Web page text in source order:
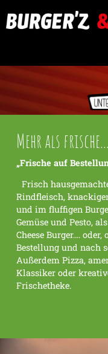
Mehr als frische...
„Frische auf
Frisch
Rindfleisch,
und im fluffigen
Gemüse und Pesto,
Cheese Burger….
Bestellung und nach
Außerdem Pizza,
Klassiker oder
Frischetheke.